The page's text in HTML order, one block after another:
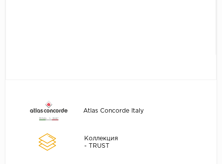
Atlas Concorde Italy
Коллекция
- TRUST